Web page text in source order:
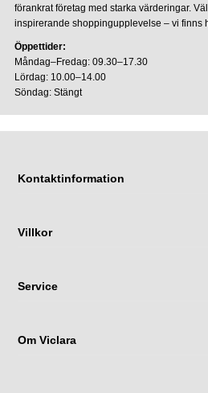
förankrat företag med starka värderingar.
inspirerande shoppingupplevelse – vi finns
Öppettider:
Måndag–Fredag: 09.30–17.30
Lördag: 10.00–14.00
Söndag: Stängt
Kontaktinformation
Villkor
Service
Om Viclara